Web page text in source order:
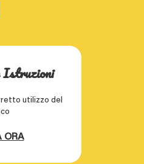
Istruzioni
utilizzo del
ORA